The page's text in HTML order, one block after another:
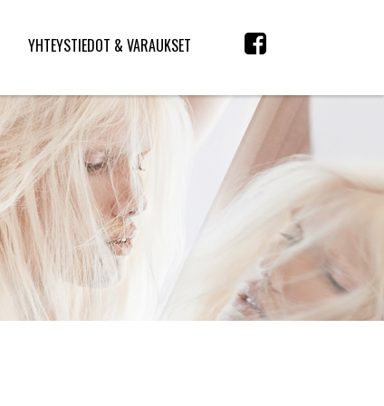
YHTEYSTIEDOT & VARAUKSET